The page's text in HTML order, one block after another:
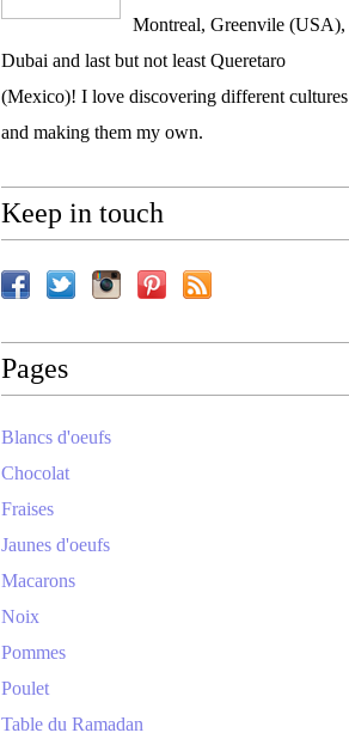
Montreal, Greenvile (USA),
Dubai and last but not least Queretaro
(Mexico)! I love discovering different cultures
and making them my own.
Keep in touch
Pages
Blancs d'oeufs
Chocolat
Fraises
Jaunes d'oeufs
Macarons
Noix
Pommes
Poulet
Table du Ramadan